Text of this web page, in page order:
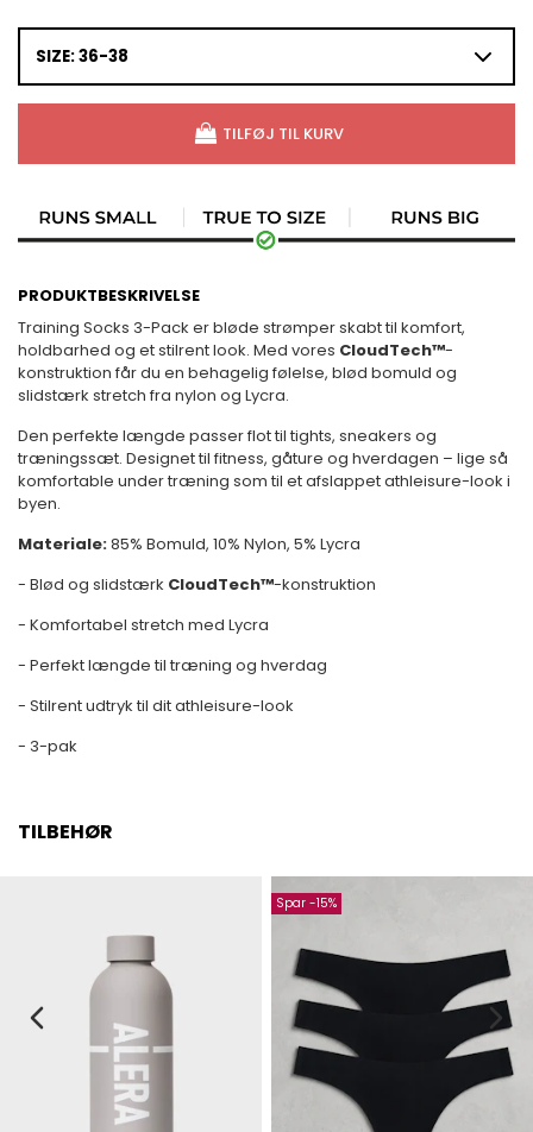
SIZE: 36-38
TILFØJ TIL KURV
PRODUKTBESKRIVELSE
Training Socks 3-Pack er bløde strømper skabt til komfort,
holdbarhed og et stilrent look. Med vores CloudTech™-
konstruktion får du en behagelig følelse, blød bomuld og
slidstærk stretch fra nylon og Lycra.
Den perfekte længde passer flot til tights, sneakers og
træningssæt. Designet til fitness, gåture og hverdagen – lige så
komfortable under træning som til et afslappet athleisure-look i
byen.
Materiale:85% Bomuld, 10% Nylon, 5% Lycra
- Blød og slidstærk CloudTech™-konstruktion
- Komfortabel stretch med Lycra
- Perfekt længde til træning og hverdag
- Stilrent udtryk til dit athleisure-look
- 3-pak
TILBEHØR
Spar -15%